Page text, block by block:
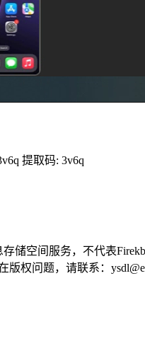
提取码: 3v6q
储空间服务，不代表
权问题，请联系：